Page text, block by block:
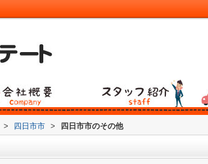
> 四日市市 > 四日市市のその他